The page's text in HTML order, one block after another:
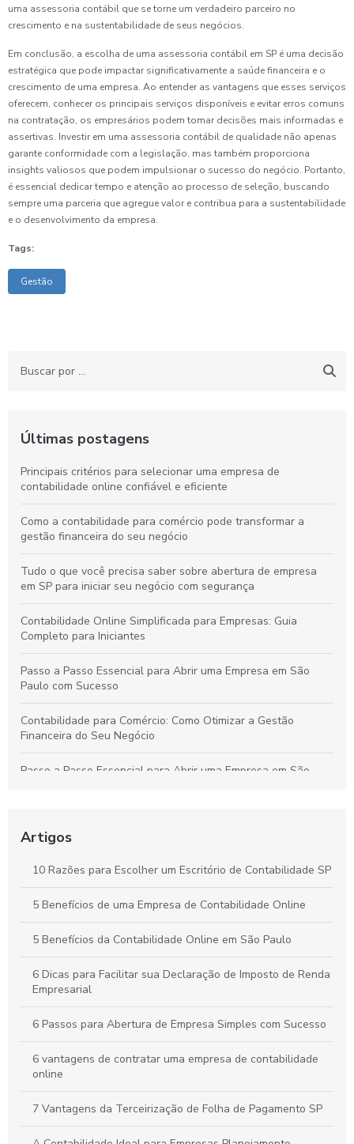
uma assessoria contábil que se torne um verdadeiro parceiro no
crescimento e na sustentabilidade de seus negócios.
Em conclusão, a escolha de uma assessoria contábil em SP é uma decisão
estratégica que pode impactar significativamente a saúde financeira e o
crescimento de uma empresa. Ao entender as vantagens que esses serviços
oferecem, conhecer os principais serviços disponíveis e evitar erros comuns
na contratação, os empresários podem tomar decisões mais informadas e
assertivas. Investir em uma assessoria contábil de qualidade não apenas
garante conformidade com a legislação, mas também proporciona
insights valiosos que podem impulsionar o sucesso do negócio. Portanto,
é essencial dedicar tempo e atenção ao processo de seleção, buscando
sempre uma parceria que agregue valor e contribua para a sustentabilidade
e o desenvolvimento da empresa.
Tags:
Gestão
Últimas postagens
Principais critérios para selecionar uma empresa de
contabilidade online confiável e eficiente
Como a contabilidade para comércio pode transformar a
gestão financeira do seu negócio
Tudo o que você precisa saber sobre abertura de empresa
em SP para iniciar seu negócio com segurança
Contabilidade Online Simplificada para Empresas: Guia
Completo para Iniciantes
Passo a Passo Essencial para Abrir uma Empresa em São
Paulo com Sucesso
Contabilidade para Comércio: Como Otimizar a Gestão
Financeira do Seu Negócio
Passo a Passo Essencial para Abrir uma Empresa em São
Precisa Saber
Contabilidade para Comércio: Estratégias Essenciais para
Organizar Finanças e Expandir seu Negócio
Como a Contabilidade Online Pode Revolucionar a Gestão
Financeira da Sua Empresa
Artigos
10 Razões para Escolher um Escritório de Contabilidade SP
5 Benefícios de uma Empresa de Contabilidade Online
5 Benefícios da Contabilidade Online em São Paulo
6 Dicas para Facilitar sua Declaração de Imposto de Renda
Empresarial
6 Passos para Abertura de Empresa Simples com Sucesso
6 vantagens de contratar uma empresa de contabilidade
online
7 Vantagens da Terceirização de Folha de Pagamento SP